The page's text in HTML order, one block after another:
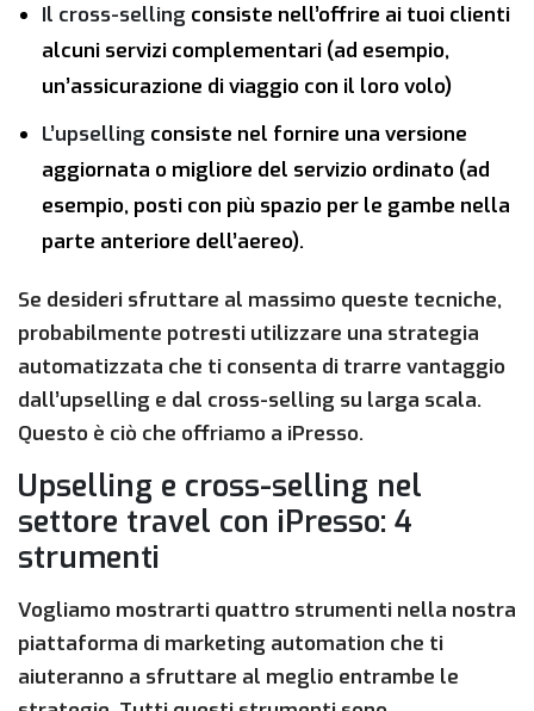
Il cross-selling consiste nell’offrire ai tuoi clienti
alcuni servizi complementari (ad esempio,
un’assicurazione di viaggio con il loro volo)
L’upselling consiste nel fornire una versione
aggiornata o migliore del servizio ordinato (ad
esempio, posti con più spazio per le gambe nella
parte anteriore dell’aereo).
Se desideri sfruttare al massimo queste tecniche,
probabilmente potresti utilizzare una strategia
automatizzata che ti consenta di trarre vantaggio
dall’upselling e dal cross-selling su larga scala.
Questo è ciò che offriamo a iPresso.
Upselling e cross-selling nel
settore travel con iPresso: 4
strumenti
Vogliamo mostrarti quattro strumenti nella nostra
piattaforma di marketing automation che ti
aiuteranno a sfruttare al meglio entrambe le